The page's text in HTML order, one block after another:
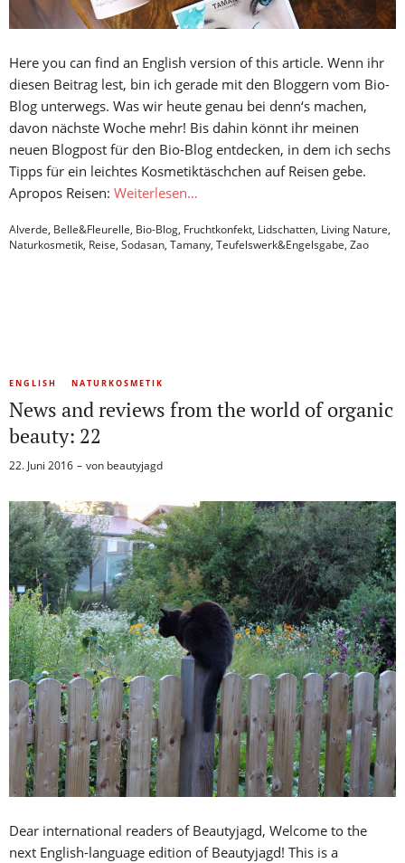
Here you can find an English version of this article. Wenn ihr
diesen Beitrag lest, bin ich gerade mit den Bloggern vom Bio-
Blog unterwegs. Was wir heute genau bei denn‘s machen,
davon nächste Woche mehr! Bis dahin könnt ihr meinen
neuen Blogpost für den Bio-Blog entdecken, in dem ich sechs
Tipps für ein leichtes Kosmetiktäschchen auf Reisen gebe.
Apropos Reisen: Weiterlesen…
Alverde, Belle&Fleurelle, Bio-Blog, Fruchtkonfekt, Lidschatten, Living Nature,
Naturkosmetik, Reise, Sodasan, Tamany, Teufelswerk&Engelsgabe, Zao
ENGLISH NATURKOSMETIK
News and reviews from the world of organic
beauty: 22
22. Juni 2016 von beautyjagd
Dear international readers of Beautyjagd, Welcome to the
next English-language edition of Beautyjagd! This is a